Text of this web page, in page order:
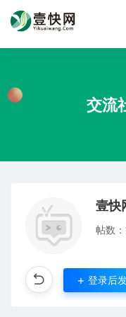
交流
壹快
帖数：
登录后